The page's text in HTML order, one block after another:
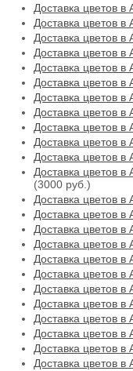
Доставка цветов в
Доставка цветов в
Доставка цветов в
Доставка цветов в
Доставка цветов в
Доставка цветов в
Доставка цветов в
Доставка цветов в
Доставка цветов в
Доставка цветов в
Доставка цветов в
Доставка цветов
(3000 руб.)
Доставка цветов в
Доставка цветов в
Доставка цветов в
Доставка цветов в
Доставка цветов в
Доставка цветов в
Доставка цветов в
Доставка цветов в
Доставка цветов в
Доставка цветов в
Доставка цветов в
Доставка цветов в